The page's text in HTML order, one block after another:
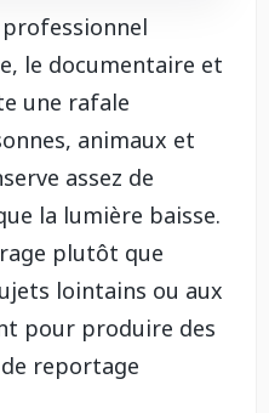
professionnel
le documentaire et
une rafale
animaux et
assez de
la lumière baisse.
plutôt que
lointains ou aux
pour produire des
reportage